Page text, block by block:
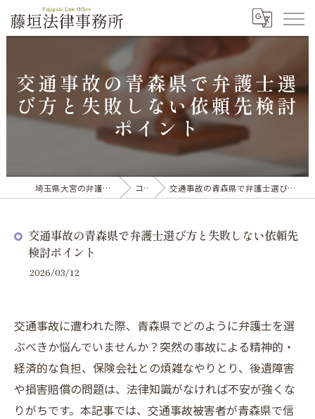
交通事故の青森県で弁護士選
び方と失敗しない依頼先検討
ポイント
埼玉県大宮の弁護士なら藤垣法律事務所 コラム 交通事故の青森県で弁護士選び方と失敗しない依頼先検討ポイント
交通事故の青森県で弁護士選び方と失敗しない依頼先
検討ポイント
2026/03/12
交通事故に遭われた際、青森県でどのように弁護士を選
ぶべきか悩んでいませんか？突然の事故による精神的・
経済的な負担、保険会社との煩雑なやりとり、後遺障害
や損害賠償の問題は、法律知識がなければ不安が強くな
りがちです。本記事では、交通事故被害者が青森県で信